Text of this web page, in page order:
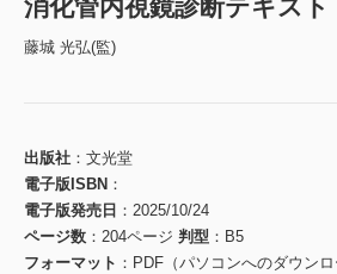
消化管内視鏡診断テキス
藤城 光弘(監)
出版社
文光堂
電子版ISBN
電子版発売日
2025/10/24
ページ数
204ページ 判型
B5
フォーマット
PDF（パソコンへのダウンロ